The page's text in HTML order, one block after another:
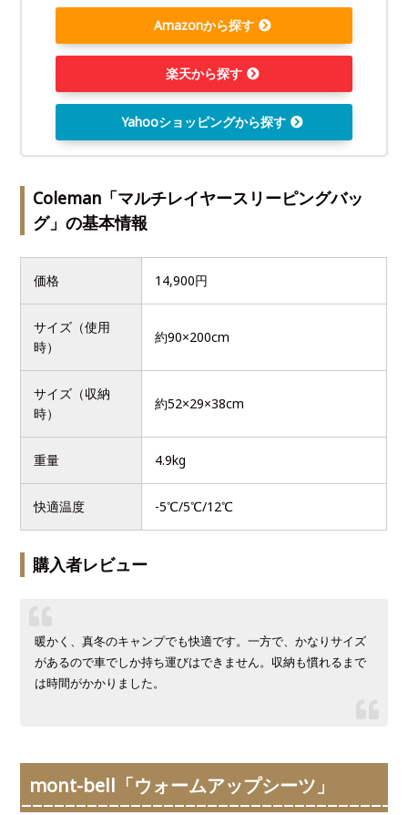
Amazonから探す
楽天から探す
Yahooショッピングから探す
Coleman「マルチレイヤースリーピングバッ
グ」の基本情報
価格 14,900円
サイズ（使用
時）
約90×200cm
サイズ（収納
時）
約52×29×38cm
重量 4.9kg
快適温度 -5℃/5℃/12℃
購入者レビュー
暖かく、真冬のキャンプでも快適です。一方で、かなりサイズ
があるので車でしか持ち運びはできません。収納も慣れるまで
は時間がかかりました。
mont-bell「ウォームアップシーツ」